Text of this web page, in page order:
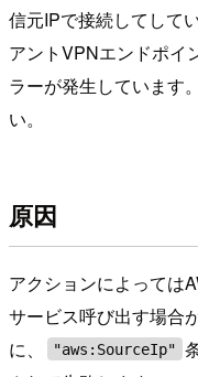
信元IPで接続してして
アントVPNエンドポイ
ラーが発生しています
い。
原因
アクションによっては
サービス呼び出す場合
に、
"aws:SourceIp"